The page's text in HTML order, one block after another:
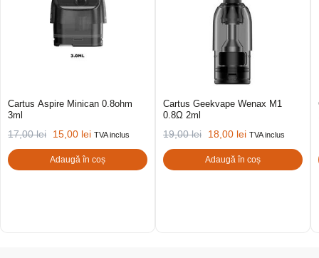
Cartus Aspire Minican 0.8ohm
3ml
17,00lei 15,00 lei TVA inclus
Adaugă în coș
Cartus Geekvape Wenax M1
0.8Ω 2ml
19,00lei 18,00 lei TVA inclus
Adaugă în coș